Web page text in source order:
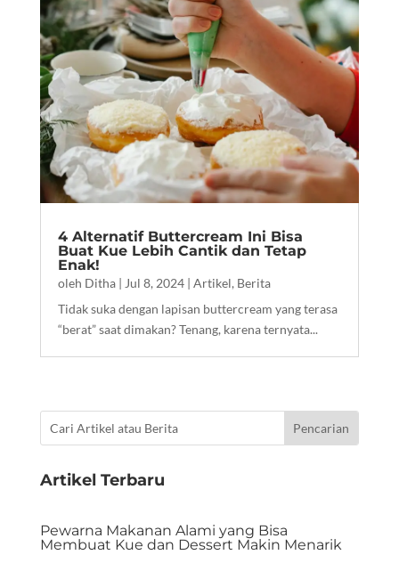
4 Alternatif Buttercream Ini Bisa
Buat Kue Lebih Cantik dan Tetap
Enak!
oleh Ditha| Jul 8, 2024| Artikel, Berita
Tidak suka dengan lapisan buttercream yang terasa
“berat” saat dimakan? Tenang, karena ternyata...
Artikel Terbaru
Pewarna Makanan Alami yang Bisa
Membuat Kue dan Dessert Makin Menarik